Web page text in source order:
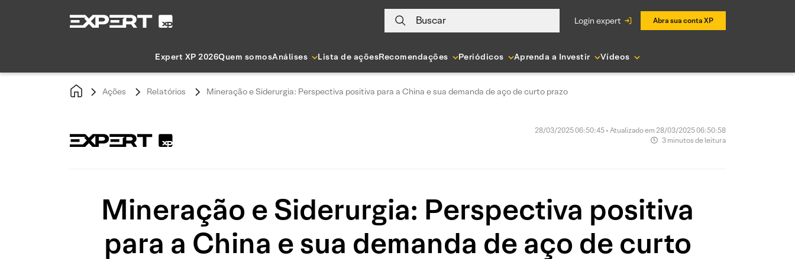
Buscar login expert Abra sua conta XP
Expert XP 2026Quem somosAnálises Lista de açõesRecomendações Periódicos Aprenda a Investir Vídeos
Ações Relatórios Mineração e Siderurgia: Perspectiva positiva para a China e sua demanda de aço de curto prazo
28/03/2025 06:50:45 • Atualizado em 28/03/2025 06:50:58
3 minutos de leitura
Mineração e Siderurgia: Perspectiva positiva
para a China e sua demanda de aço de curto